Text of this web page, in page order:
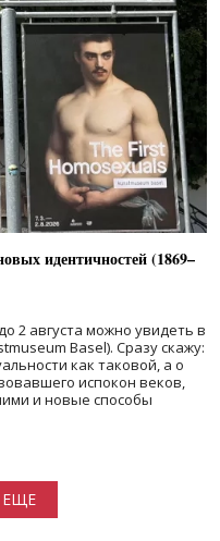
идентичностей (1869–
2 августа можно увидеть в
Basel). Сразу скажу:
как таковой, а о
испокон веков,
и новые способы
ЕЩЕ